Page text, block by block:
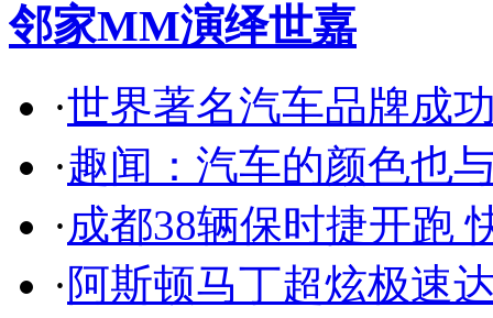
邻家MM演绎世嘉
·世界著名汽车品牌成
·趣闻：汽车的颜色也
·成都38辆保时捷开跑
·阿斯顿马丁超炫极速